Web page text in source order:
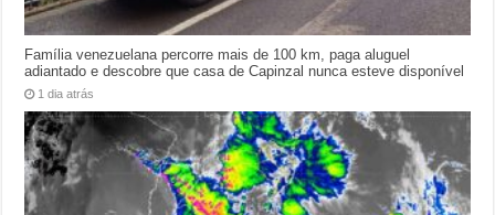
Família venezuelana percorre mais de 100 km, paga aluguel
adiantado e descobre que casa de Capinzal nunca esteve disponível
1 dia atrás